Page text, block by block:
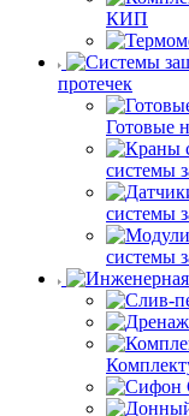
КИП
протечек
Готовые
системы
системы
системы